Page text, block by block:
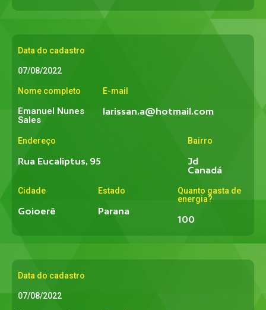
Data do cadastro
07/08/2022
Nome completo
Emanuel Nunes
Sales
E-mail
larissan.a@hotmail.com
Endereço
Rua Eucaliptus, 95
Bairro
Jd
Canadá
Cidade
Goioerê
Estado
Parana
Quanto gasta de
energia?
100
Data do cadastro
07/08/2022